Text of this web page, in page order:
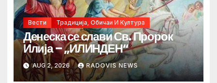
Вести Традиција, Обичаи И Култура
Денеска се слави Св. Пророк
Илија – „ИЛИНДЕН“
AUG 2, 2026 RADOVIS NEWS